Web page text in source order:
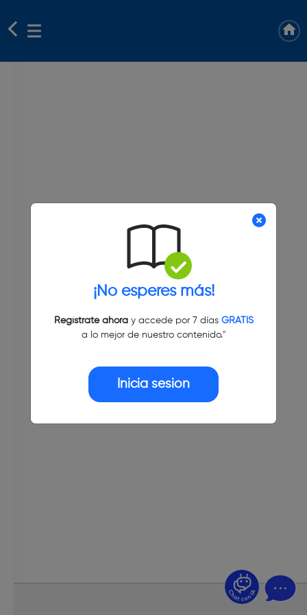
¡No esperes más!
Regístrate ahoray accede por 7 días GRATIS
a lo mejor de nuestro contenido."
Inicia sesión